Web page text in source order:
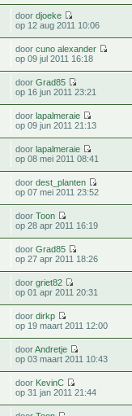
doordjoeke
op 12 aug 2011 10:06
doorcuno alexander
op 09 jul 2011 16:18
doorGrad85
op 16 jun 2011 23:21
doorlapalmeraie
op 09 jun 2011 21:13
doorlapalmeraie
op 08 mei 2011 08:41
doordest_planten
op 07 mei 2011 23:52
doorToon
op 28 apr 2011 16:19
doorGrad85
op 27 apr 2011 18:26
doorgriet82
op 01 apr 2011 20:31
doordirkp
op 19 maart 2011 12:00
doorAndretje
op 03 maart 2011 10:43
door KevinC
op 31 jan 2011 21:44